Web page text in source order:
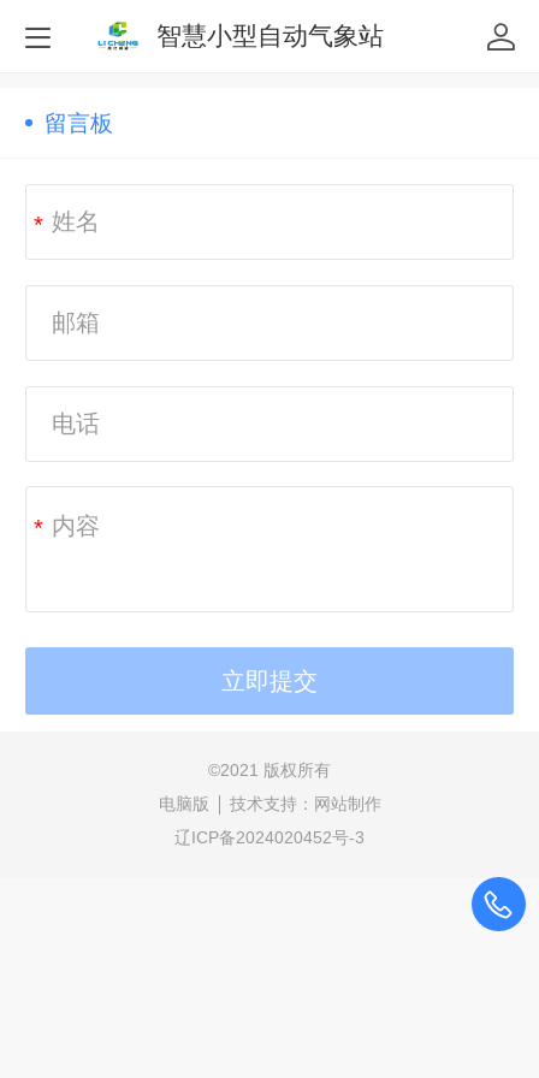
智慧小型自动气象站
留言板
*
*
©2021 版权所有
电脑版
技术支持： 网站制作
辽ICP备2024020452号-3